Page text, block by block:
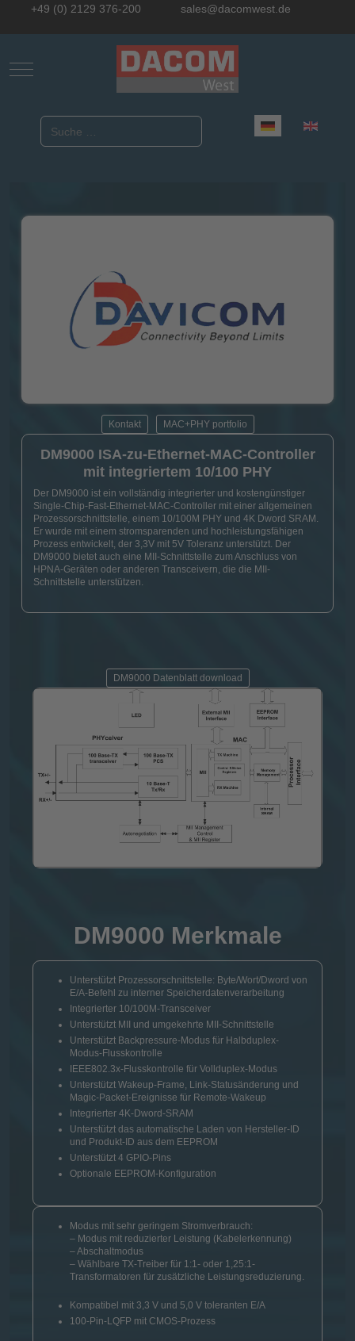
+49 (0) 2129 376-200 sales@dacomwest.de
Mobile Menu Toggle
Sprache auswählen
Kontakt MAC+PHY portfolio
DM9000 ISA-zu-Ethernet-MAC-Controller
mit integriertem 10/100 PHY
Der DM9000 ist ein vollständig integrierter und kostengünstiger
Single-Chip-Fast-Ethernet-MAC-Controller mit einer allgemeinen
Prozessorschnittstelle, einem 10/100M PHY und 4K Dword SRAM.
Er wurde mit einem stromsparenden und hochleistungsfähigen
Prozess entwickelt, der 3,3V mit 5V Toleranz unterstützt. Der
DM9000 bietet auch eine MII-Schnittstelle zum Anschluss von
HPNA-Geräten oder anderen Transceivern, die die MII-
Schnittstelle unterstützen.
DM9000 Datenblatt download
DM9000 Merkmale
Unterstützt Prozessorschnittstelle: Byte/Wort/Dword von
E/A-Befehl zu interner Speicherdatenverarbeitung
Integrierter 10/100M-Transceiver
Unterstützt MII und umgekehrte MII-Schnittstelle
Unterstützt Backpressure-Modus für Halbduplex-
Modus-Flusskontrolle
IEEE802.3x-Flusskontrolle für Vollduplex-Modus
Unterstützt Wakeup-Frame, Link-Statusänderung und
Magic-Packet-Ereignisse für Remote-Wakeup
Integrierter 4K-Dword-SRAM
Unterstützt das automatische Laden von Hersteller-ID
und Produkt-ID aus dem EEPROM
Unterstützt 4 GPIO-Pins
Optionale EEPROM-Konfiguration
Modus mit sehr geringem Stromverbrauch:
– Modus mit reduzierter Leistung (Kabelerkennung)
– Abschaltmodus
– Wählbare TX-Treiber für 1:1- oder 1,25:1-
Transformatoren für zusätzliche Leistungsreduzierung.
Kompatibel mit 3,3 V und 5,0 V toleranten E/A
100-Pin-LQFP mit CMOS-Prozess